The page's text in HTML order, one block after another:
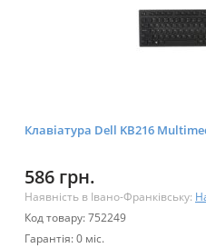
Клавіатура Dell KB216
586 грн.
Наявність в Івано-Франківську:
Код товару: 752249
Гарантія: 0 міс.